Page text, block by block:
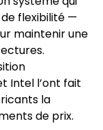
flexibilité —
maintenir une
Intel l’ont fait
la
de prix.